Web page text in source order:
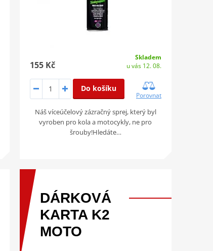
155 Kč
Skladem
u vás 12. 08.
Do košíku
Porovnat
Náš víceúčelový zázračný sprej, který byl
vyroben pro kola a motocykly, ne pro
šrouby!Hledáte…
DÁRKOVÁ
KARTA K2
MOTO